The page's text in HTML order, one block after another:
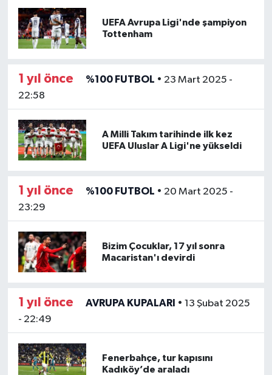
UEFA Avrupa Ligi'nde şampiyon
Tottenham
1 yıl önce %100 FUTBOL • 23 Mart 2025 -
22:58
A Milli Takım tarihinde ilk kez
UEFA Uluslar A Ligi'ne yükseldi
1 yıl önce %100 FUTBOL • 20 Mart 2025 -
23:29
Bizim Çocuklar, 17 yıl sonra
Macaristan'ı devirdi
1 yıl önce AVRUPA KUPALARI • 13 Şubat 2025
- 22:49
Fenerbahçe, tur kapısını
Kadıköy’de araladı